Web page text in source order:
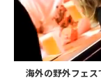
海外の野外フェ